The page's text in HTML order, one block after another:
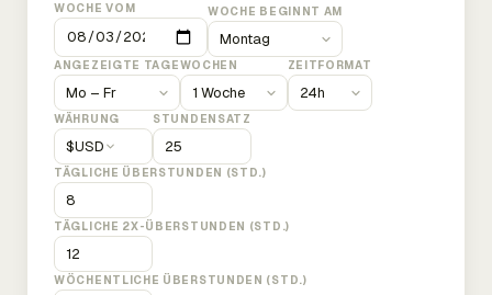
WOCHE VOM WOCHE BEGINNT AM
ANGEZEIGTE TAGEWOCHEN ZEITFORMAT
WÄHRUNG
$USD
STUNDENSATZ
TÄGLICHE ÜBERSTUNDEN (STD.)
TÄGLICHE 2X-ÜBERSTUNDEN (STD.)
WÖCHENTLICHE ÜBERSTUNDEN (STD.)